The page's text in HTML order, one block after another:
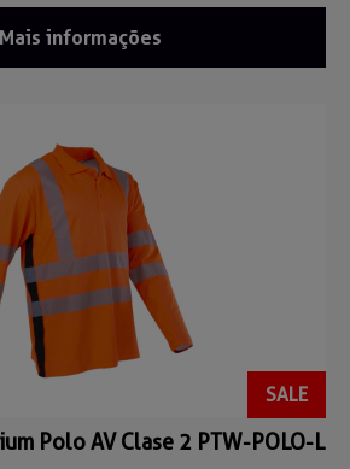
Mais informações
SALE
Polo AV Clase 2 PTW-POLO-L